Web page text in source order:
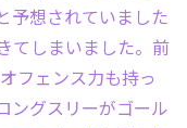
予想されていました
てしまいました。前
フェンス力も持っ
ングスリーがゴール